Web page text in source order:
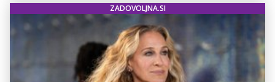
ZADOVOLJNA.SI